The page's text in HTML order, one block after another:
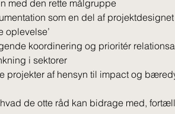
med den rette målgruppe
som en del af projektdesignet
oplevelse’
koordinering og prioritér
i sektorer
projekter af hensyn til impact og
de otte råd kan bidrage med,